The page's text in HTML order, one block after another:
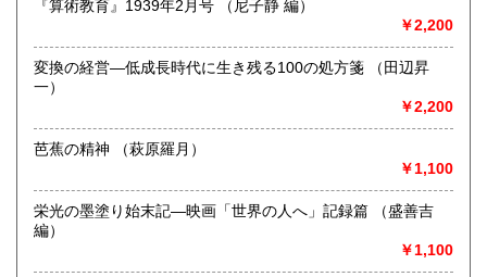
古書買取お持込の際にはあらかじめ、お電話の上でお越しく
ださい。
担当者不在の場合もあり、無駄足を踏ませます。
その他、お問合せなどございましたら、住所・電話・氏名・
ご明記ない場合はお応えできないこともありますのであらか
じめご了承のほどをお願いします。
取り扱い分野
総記、近代文献、趣味、サブカルチャー、古書一般（その
『算術教育』1939年2月号 （尼子静 編）
￥2,200
変換の経営—低成長時代に生き残る100の処方箋 （田辺昇
一）
￥2,200
芭蕉の精神 （萩原羅月）
￥1,100
栄光の墨塗り始末記―映画「世界の人へ」記録篇 （盛善吉
編）
￥1,100